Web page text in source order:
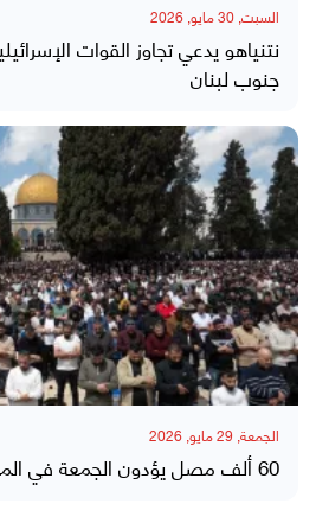
السبت, 30 مايو, 2026
نتنياهو يدعي تجاوز القوات
جنوب لبنان
الجمعة, 29 مايو, 2026
60 ألف مصل يؤدون الجمعة في المسجد الأقصى المبارك